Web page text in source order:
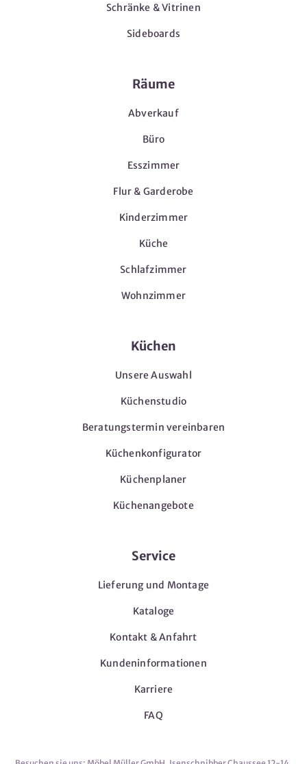
Schränke & Vitrinen
Sideboards
Räume
Abverkauf
Büro
Esszimmer
Flur & Garderobe
Kinderzimmer
Küche
Schlafzimmer
Wohnzimmer
Küchen
Unsere Auswahl
Küchenstudio
Beratungstermin vereinbaren
Küchenkonfigurator
Küchenplaner
Küchenangebote
Service
Lieferung und Montage
Kataloge
Kontakt & Anfahrt
Kundeninformationen
Karriere
FAQ